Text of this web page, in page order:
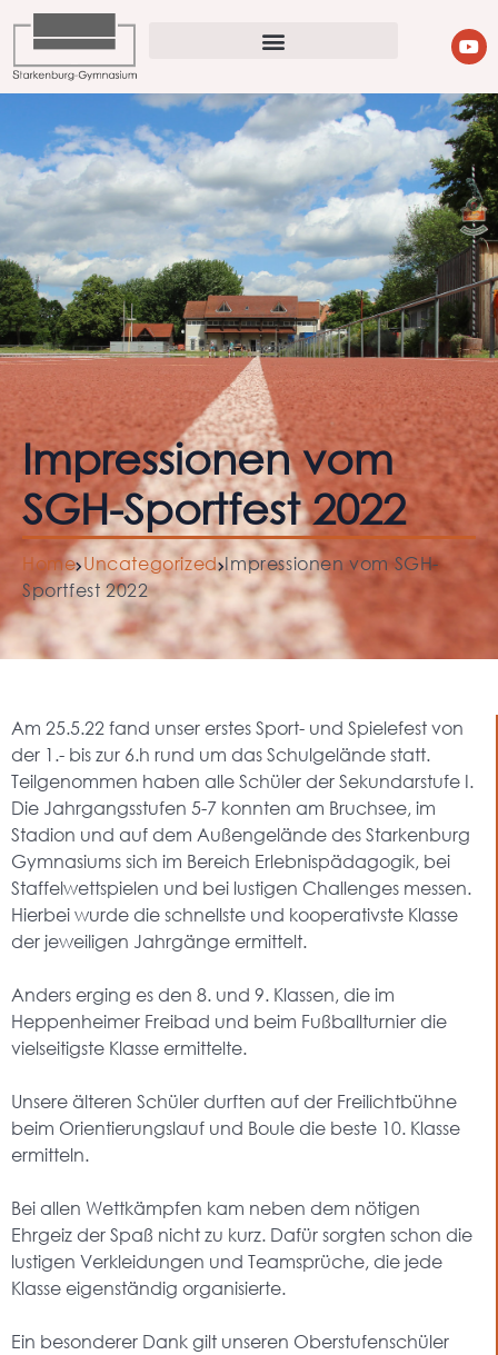
Impressionen vom
SGH-Sportfest 2022
Home Uncategorized Impressionen vom SGH-
Sportfest 2022
Am 25.5.22 fand unser erstes Sport- und Spielefest von
der 1.- bis zur 6.h rund um das Schulgelände statt.
Teilgenommen haben alle Schüler der Sekundarstufe I.
Die Jahrgangsstufen 5-7 konnten am Bruchsee, im
Stadion und auf dem Außengelände des Starkenburg
Gymnasiums sich im Bereich Erlebnispädagogik, bei
Staffelwettspielen und bei lustigen Challenges messen.
Hierbei wurde die schnellste und kooperativste Klasse
der jeweiligen Jahrgänge ermittelt.
Anders erging es den 8. und 9. Klassen, die im
Heppenheimer Freibad und beim Fußballturnier die
vielseitigste Klasse ermittelte.
Unsere älteren Schüler durften auf der Freilichtbühne
beim Orientierungslauf und Boule die beste 10. Klasse
ermitteln.
Bei allen Wettkämpfen kam neben dem nötigen
Ehrgeiz der Spaß nicht zu kurz. Dafür sorgten schon die
lustigen Verkleidungen und Teamsprüche, die jede
Klasse eigenständig organisierte.
Ein besonderer Dank gilt unseren Oberstufenschüler